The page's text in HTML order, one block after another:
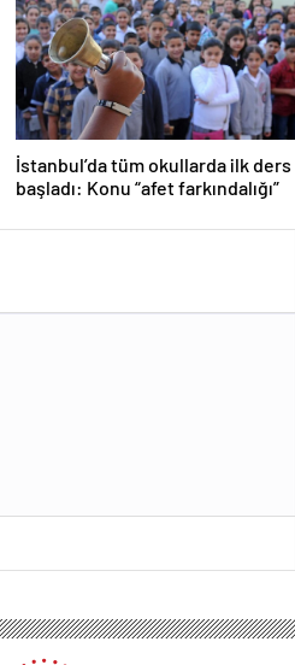
İstanbul’da tüm okullarda ilk ders
başladı: Konu “afet farkındalığı”